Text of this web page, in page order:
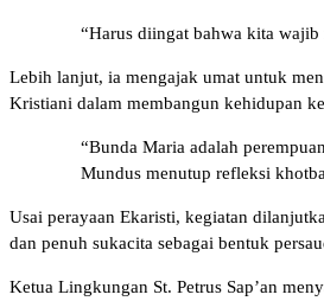
“Harus diingat bahwa kita
Lebih lanjut, ia mengajak umat untuk
Kristiani dalam membangun kehidupan
“Bunda Maria adalah
Mundus menutup refleksi
Usai perayaan Ekaristi, kegiatan
dan penuh sukacita sebagai bentuk
Ketua Lingkungan St. Petrus Sap’an